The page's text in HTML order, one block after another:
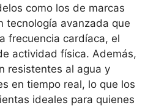
como los de marcas
tecnología avanzada que
frecuencia cardíaca, el
actividad física. Además,
resistentes al agua y
en tiempo real, lo que los
ideales para quienes